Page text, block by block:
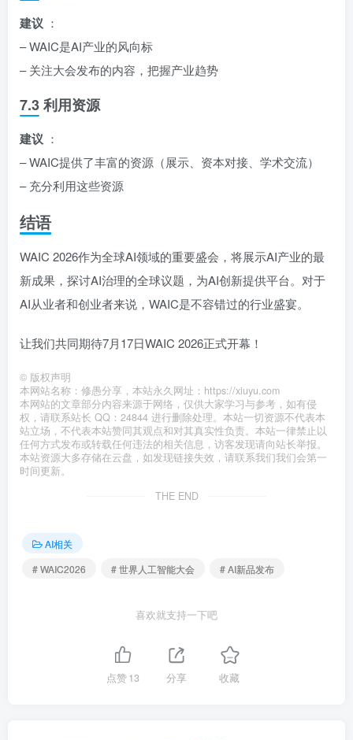
建议 ：
– WAIC是AI产业的风向标
– 关注大会发布的内容，把握产业趋势
7.3 利用资源
建议 ：
– WAIC提供了丰富的资源（展示、资本对接、学术交流）
– 充分利用这些资源
结语
WAIC 2026作为全球AI领域的重要盛会，将展示AI产业的最
新成果，探讨AI治理的全球议题，为AI创新提供平台。对于
AI从业者和创业者来说，WAIC是不容错过的行业盛宴。
让我们共同期待7月17日WAIC 2026正式开幕！
© 版权声明
本网站名称：修愚分享，本站永久网址：https://xiuyu.com
本网站的文章部分内容来源于网络，仅供大家学习与参考，如有侵
权，请联系站长 QQ：24844 进行删除处理。本站一切资源不代表本
站立场，不代表本站赞同其观点和对其真实性负责。本站一律禁止以
任何方式发布或转载任何违法的相关信息，访客发现请向站长举报。
本站资源大多存储在云盘，如发现链接失效，请联系我们我们会第一
时间更新。
THE END
AI相关
# WAIC2026
# 世界人工智能大会 # AI新品发布
喜欢就支持一下吧
点赞13 分享 收藏